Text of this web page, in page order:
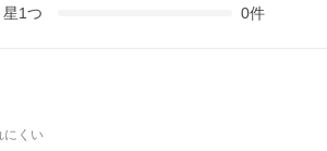
星1つ 0件
にくい